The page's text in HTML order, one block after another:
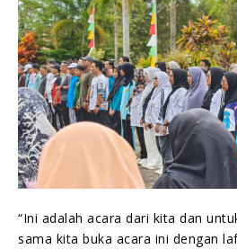
“Ini adalah acara dari kita dan
sama kita buka acara ini dengan